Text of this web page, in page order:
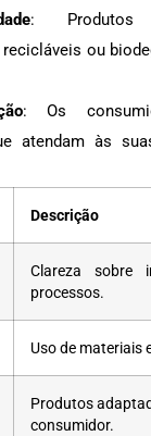
:
ou
: Os
atendam às
Descrição
Clareza sobre
processos.
Uso de materiais
Produtos
consumidor.